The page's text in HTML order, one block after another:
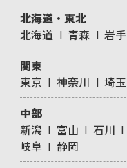
北海道・東北
北海道
青森 岩手
関東
東京
神奈川 埼玉
中部
新潟
富山 石川
岐阜
静岡